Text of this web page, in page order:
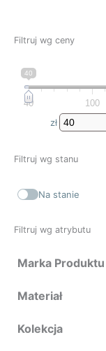
Filtruj wg ceny
40
40 100
zł
Filtruj wg stanu
Na stanie
Filtruj wg atrybutu
Marka Produktu
Zone Denmark
Materiał
Kolekcja